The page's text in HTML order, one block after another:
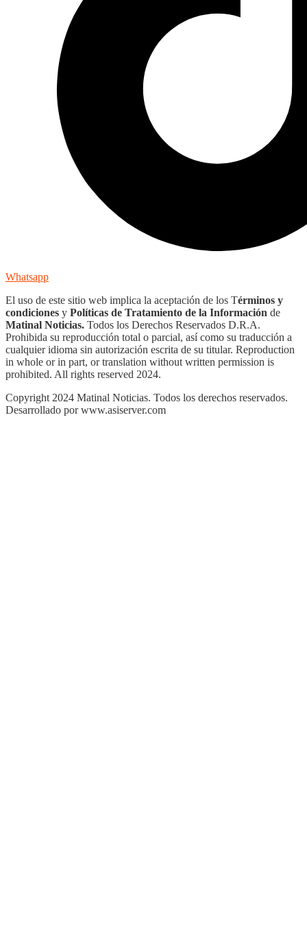
Whatsapp
El uso de este sitio web implica la aceptación de los Términos y
condiciones y Políticas de Tratamiento de la Información de
Matinal Noticias. Todos los Derechos Reservados D.R.A.
Prohibida su reproducción total o parcial, así como su traducción a
cualquier idioma sin autorización escrita de su titular. Reproduction
in whole or in part, or translation without written permission is
prohibited. All rights reserved 2024.
Copyright 2024 Matinal Noticias. Todos los derechos reservados.
Desarrollado por www.asiserver.com